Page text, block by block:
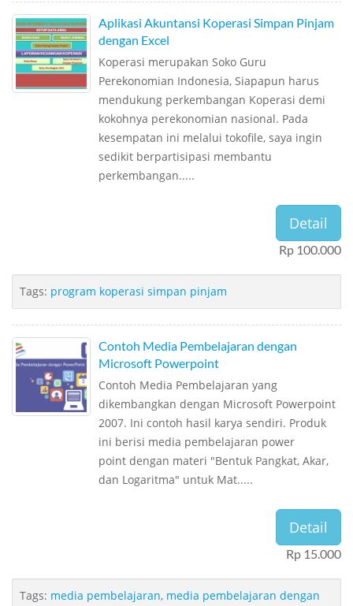
Aplikasi Akuntansi Koperasi Simpan Pinjam
dengan Excel
Koperasi merupakan Soko Guru
Perekonomian Indonesia, Siapapun harus
mendukung perkembangan Koperasi demi
kokohnya perekonomian nasional. Pada
kesempatan ini melalui tokofile, saya ingin
sedikit berpartisipasi membantu
perkembangan.....
Detail
Rp 100.000
Tags: program koperasi simpan pinjam
Contoh Media Pembelajaran dengan
Microsoft Powerpoint
Contoh Media Pembelajaran yang
dikembangkan dengan Microsoft Powerpoint
2007. Ini contoh hasil karya sendiri. Produk
ini berisi media pembelajaran power
point dengan materi "Bentuk Pangkat, Akar,
dan Logaritma" untuk Mat.....
Detail
Rp 15.000
Tags: media pembelajaran, media pembelajaran dengan